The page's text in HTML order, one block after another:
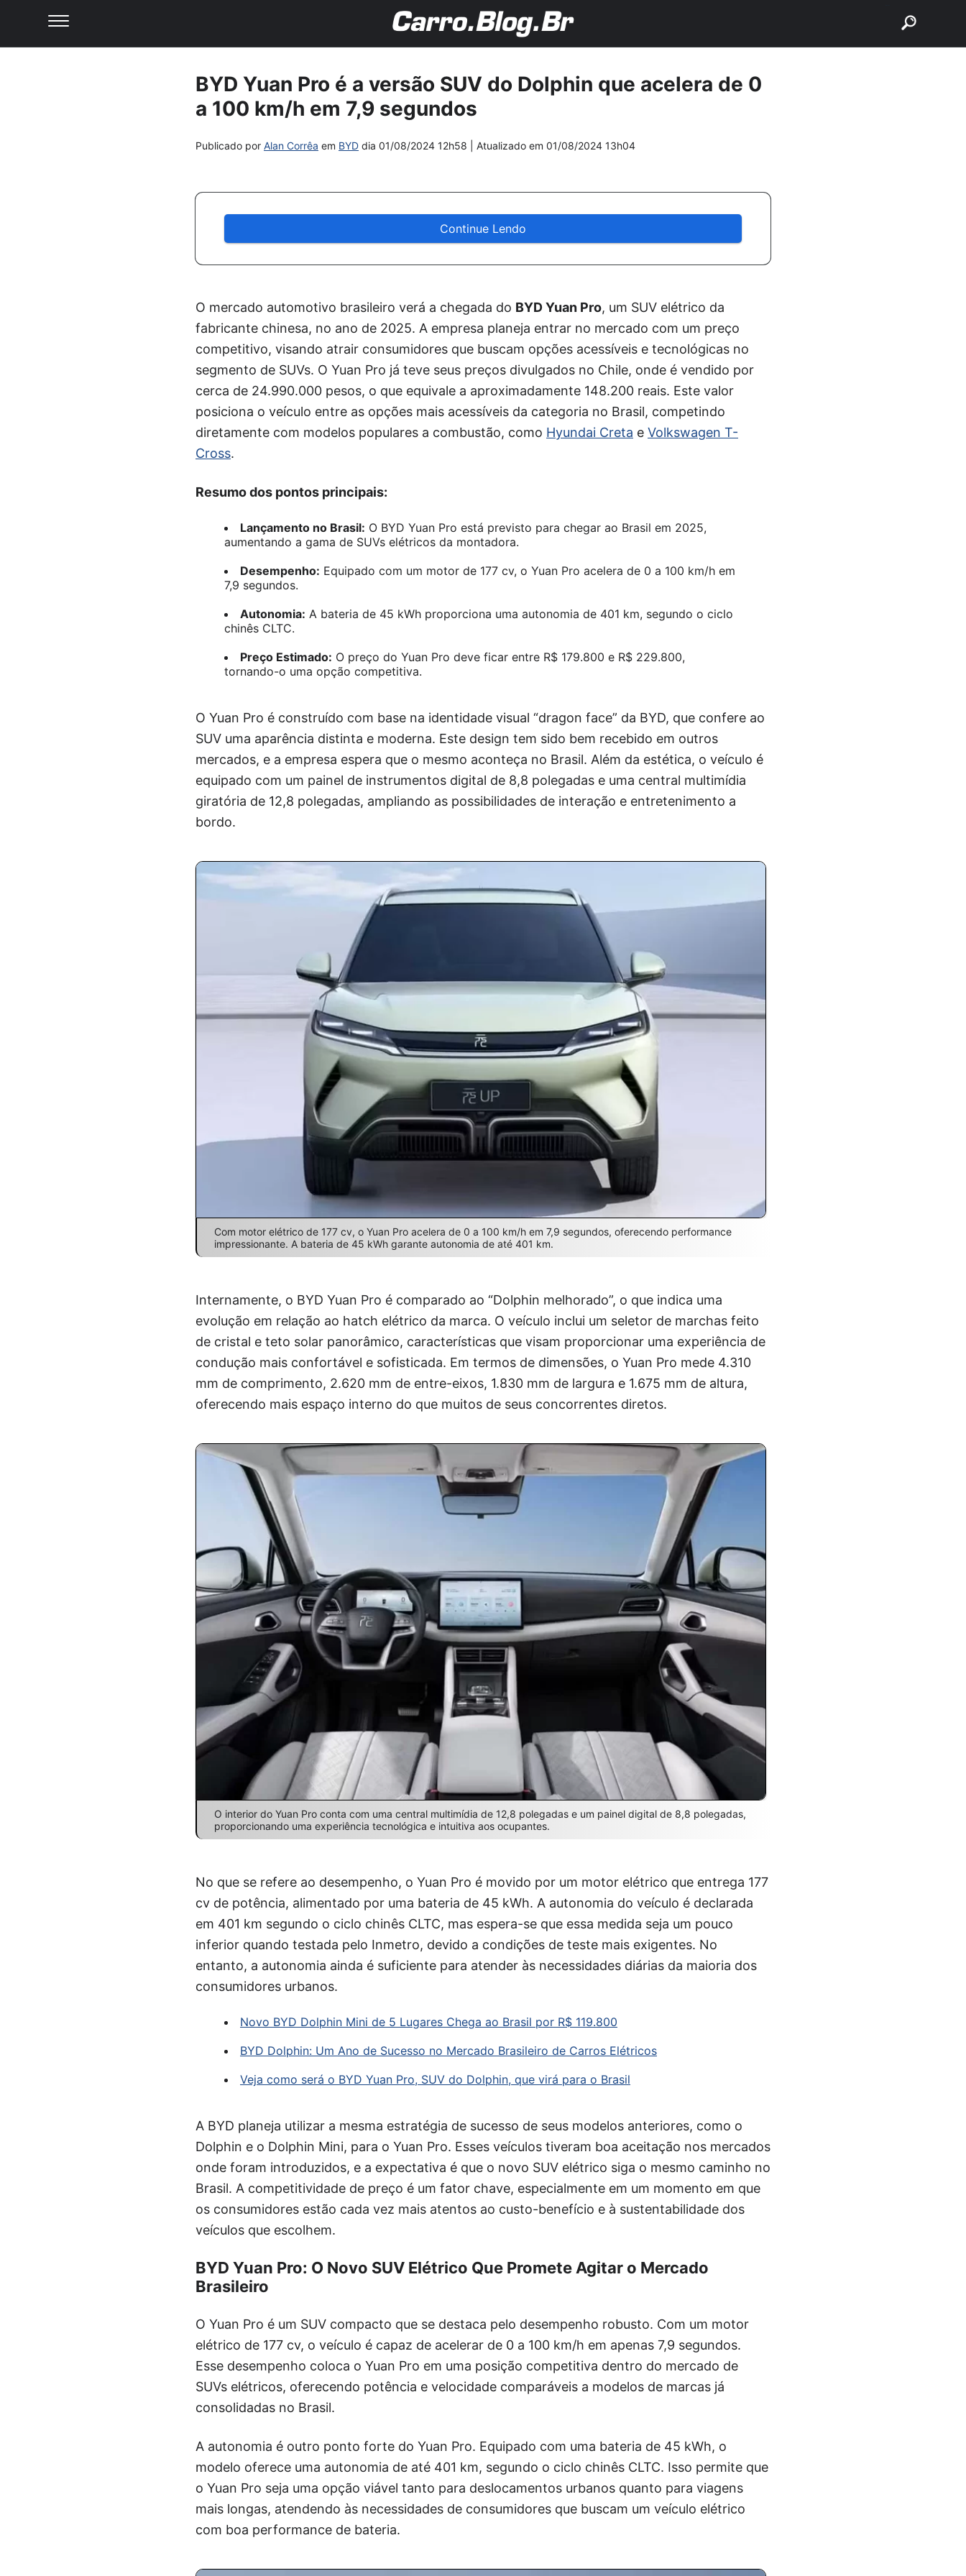
BYD Yuan Pro é a versão SUV do Dolphin que acelera de 0
a 100 km/h em 7,9 segundos
Publicado por Alan Corrêa em BYD dia 01/08/2024 12h58 | Atualizado em 01/08/2024 13h04
Continue Lendo
O mercado automotivo brasileiro verá a chegada do BYD Yuan Pro, um SUV elétrico da
fabricante chinesa, no ano de 2025. A empresa planeja entrar no mercado com um preço
competitivo, visando atrair consumidores que buscam opções acessíveis e tecnológicas no
segmento de SUVs. O Yuan Pro já teve seus preços divulgados no Chile, onde é vendido por
cerca de 24.990.000 pesos, o que equivale a aproximadamente 148.200 reais. Este valor
posiciona o veículo entre as opções mais acessíveis da categoria no Brasil, competindo
diretamente com modelos populares a combustão, como Hyundai Creta e Volkswagen T-
Cross.
Resumo dos pontos principais:
Lançamento no Brasil: O BYD Yuan Pro está previsto para chegar ao Brasil em 2025,
aumentando a gama de SUVs elétricos da montadora.
Desempenho: Equipado com um motor de 177 cv, o Yuan Pro acelera de 0 a 100 km/h em
7,9 segundos.
Autonomia: A bateria de 45 kWh proporciona uma autonomia de 401 km, segundo o ciclo
chinês CLTC.
Preço Estimado: O preço do Yuan Pro deve ficar entre R$ 179.800 e R$ 229.800,
tornando-o uma opção competitiva.
O Yuan Pro é construído com base na identidade visual “dragon face” da BYD, que confere ao
SUV uma aparência distinta e moderna. Este design tem sido bem recebido em outros
mercados, e a empresa espera que o mesmo aconteça no Brasil. Além da estética, o veículo é
equipado com um painel de instrumentos digital de 8,8 polegadas e uma central multimídia
giratória de 12,8 polegadas, ampliando as possibilidades de interação e entretenimento a
bordo.
Com motor elétrico de 177 cv, o Yuan Pro acelera de 0 a 100 km/h em 7,9 segundos, oferecendo performance
impressionante. A bateria de 45 kWh garante autonomia de até 401 km.
Internamente, o BYD Yuan Pro é comparado ao “Dolphin melhorado”, o que indica uma
evolução em relação ao hatch elétrico da marca. O veículo inclui um seletor de marchas feito
de cristal e teto solar panorâmico, características que visam proporcionar uma experiência de
condução mais confortável e sofisticada. Em termos de dimensões, o Yuan Pro mede 4.310
mm de comprimento, 2.620 mm de entre-eixos, 1.830 mm de largura e 1.675 mm de altura,
oferecendo mais espaço interno do que muitos de seus concorrentes diretos.
O interior do Yuan Pro conta com uma central multimídia de 12,8 polegadas e um painel digital de 8,8 polegadas,
proporcionando uma experiência tecnológica e intuitiva aos ocupantes.
No que se refere ao desempenho, o Yuan Pro é movido por um motor elétrico que entrega 177
cv de potência, alimentado por uma bateria de 45 kWh. A autonomia do veículo é declarada
em 401 km segundo o ciclo chinês CLTC, mas espera-se que essa medida seja um pouco
inferior quando testada pelo Inmetro, devido a condições de teste mais exigentes. No
entanto, a autonomia ainda é suficiente para atender às necessidades diárias da maioria dos
consumidores urbanos.
Novo BYD Dolphin Mini de 5 Lugares Chega ao Brasil por R$ 119.800
BYD Dolphin: Um Ano de Sucesso no Mercado Brasileiro de Carros Elétricos
Veja como será o BYD Yuan Pro, SUV do Dolphin, que virá para o Brasil
A BYD planeja utilizar a mesma estratégia de sucesso de seus modelos anteriores, como o
Dolphin e o Dolphin Mini, para o Yuan Pro. Esses veículos tiveram boa aceitação nos mercados
onde foram introduzidos, e a expectativa é que o novo SUV elétrico siga o mesmo caminho no
Brasil. A competitividade de preço é um fator chave, especialmente em um momento em que
os consumidores estão cada vez mais atentos ao custo-benefício e à sustentabilidade dos
veículos que escolhem.
BYD Yuan Pro: O Novo SUV Elétrico Que Promete Agitar o Mercado
Brasileiro
O Yuan Pro é um SUV compacto que se destaca pelo desempenho robusto. Com um motor
elétrico de 177 cv, o veículo é capaz de acelerar de 0 a 100 km/h em apenas 7,9 segundos.
Esse desempenho coloca o Yuan Pro em uma posição competitiva dentro do mercado de
SUVs elétricos, oferecendo potência e velocidade comparáveis a modelos de marcas já
consolidadas no Brasil.
A autonomia é outro ponto forte do Yuan Pro. Equipado com uma bateria de 45 kWh, o
modelo oferece uma autonomia de até 401 km, segundo o ciclo chinês CLTC. Isso permite que
o Yuan Pro seja uma opção viável tanto para deslocamentos urbanos quanto para viagens
mais longas, atendendo às necessidades de consumidores que buscam um veículo elétrico
com boa performance de bateria.